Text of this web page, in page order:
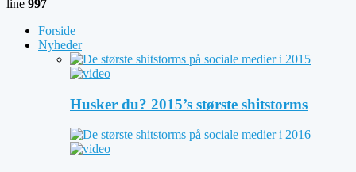
line 997
Forside
Nyheder
Husker du? 2015’s største shitstorms